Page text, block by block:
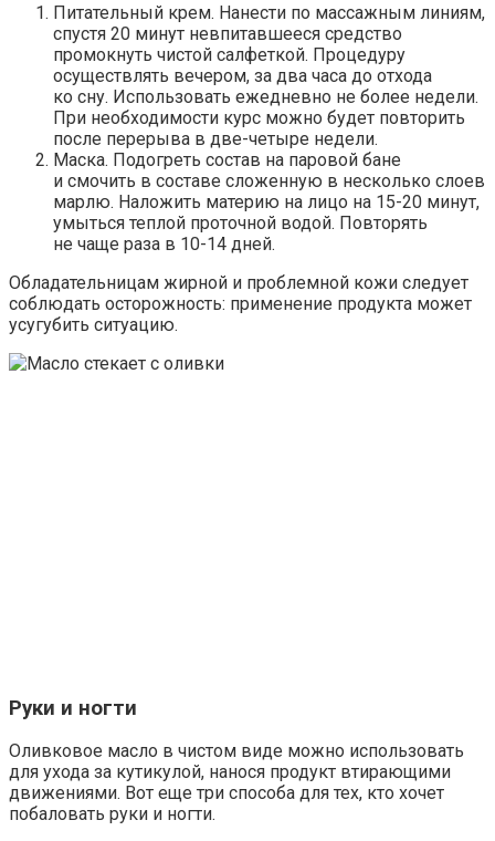
Питательный крем. Нанести по массажным линиям,
спустя 20 минут невпитавшееся средство
промокнуть чистой салфеткой. Процедуру
осуществлять вечером, за два часа до отхода
ко сну. Использовать ежедневно не более недели.
При необходимости курс можно будет повторить
после перерыва в две-четыре недели.
Маска. Подогреть состав на паровой бане
и смочить в составе сложенную в несколько слоев
марлю. Наложить материю на лицо на 15-20 минут,
умыться теплой проточной водой. Повторять
не чаще раза в 10-14 дней.
Обладательницам жирной и проблемной кожи следует
соблюдать осторожность: применение продукта может
усугубить ситуацию.
Руки и ногти
Оливковое масло в чистом виде можно использовать
для ухода за кутикулой, нанося продукт втирающими
движениями. Вот еще три способа для тех, кто хочет
побаловать руки и ногти.